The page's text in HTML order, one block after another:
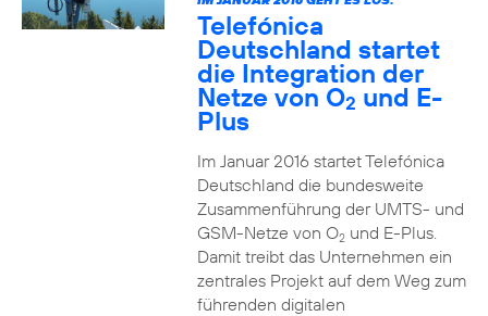
Telefónica
Deutschland startet
die Integration der
Netze von O2 und E-
Plus
Im Januar 2016 startet Telefónica
Deutschland die bundesweite
Zusammenführung der UMTS- und
GSM-Netze von O2und E-Plus.
Damit treibt das Unternehmen ein
zentrales Projekt auf dem Weg zum
führenden digitalen